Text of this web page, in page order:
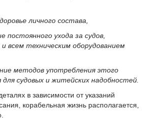
личного состава,
постоянного ухода за судов,
всем техническим оборудованием
методов употребления этого
для судовых и житейских надобностей.
в зависимости от указаний
корабельная жизнь располагается,